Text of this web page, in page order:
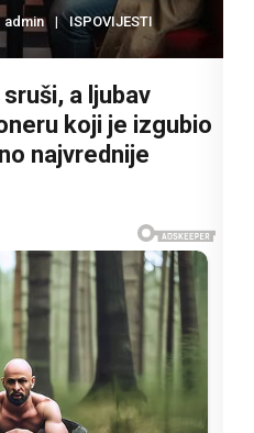
admin ISPOVIJESTI
a ljubav
koji je izgubio
najvrednije